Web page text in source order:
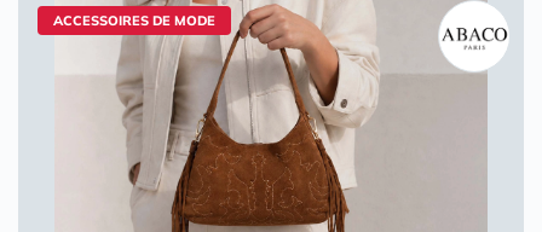
ACCESSOIRES DE MODE